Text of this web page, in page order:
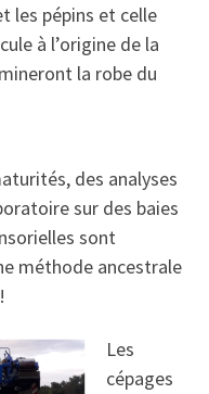
les pépins et celle
à l’origine de la
la robe du
des analyses
sur des baies
sont
méthode ancestrale
Les
cépages